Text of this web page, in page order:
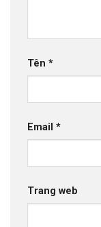
Tên *
Email *
Trang web